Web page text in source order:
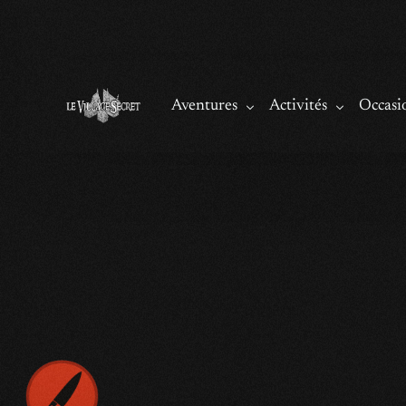
Aventures Activités